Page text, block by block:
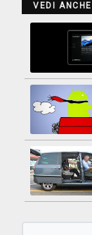
VEDI ANCHE